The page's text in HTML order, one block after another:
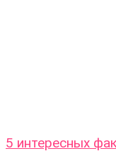
5 интересных